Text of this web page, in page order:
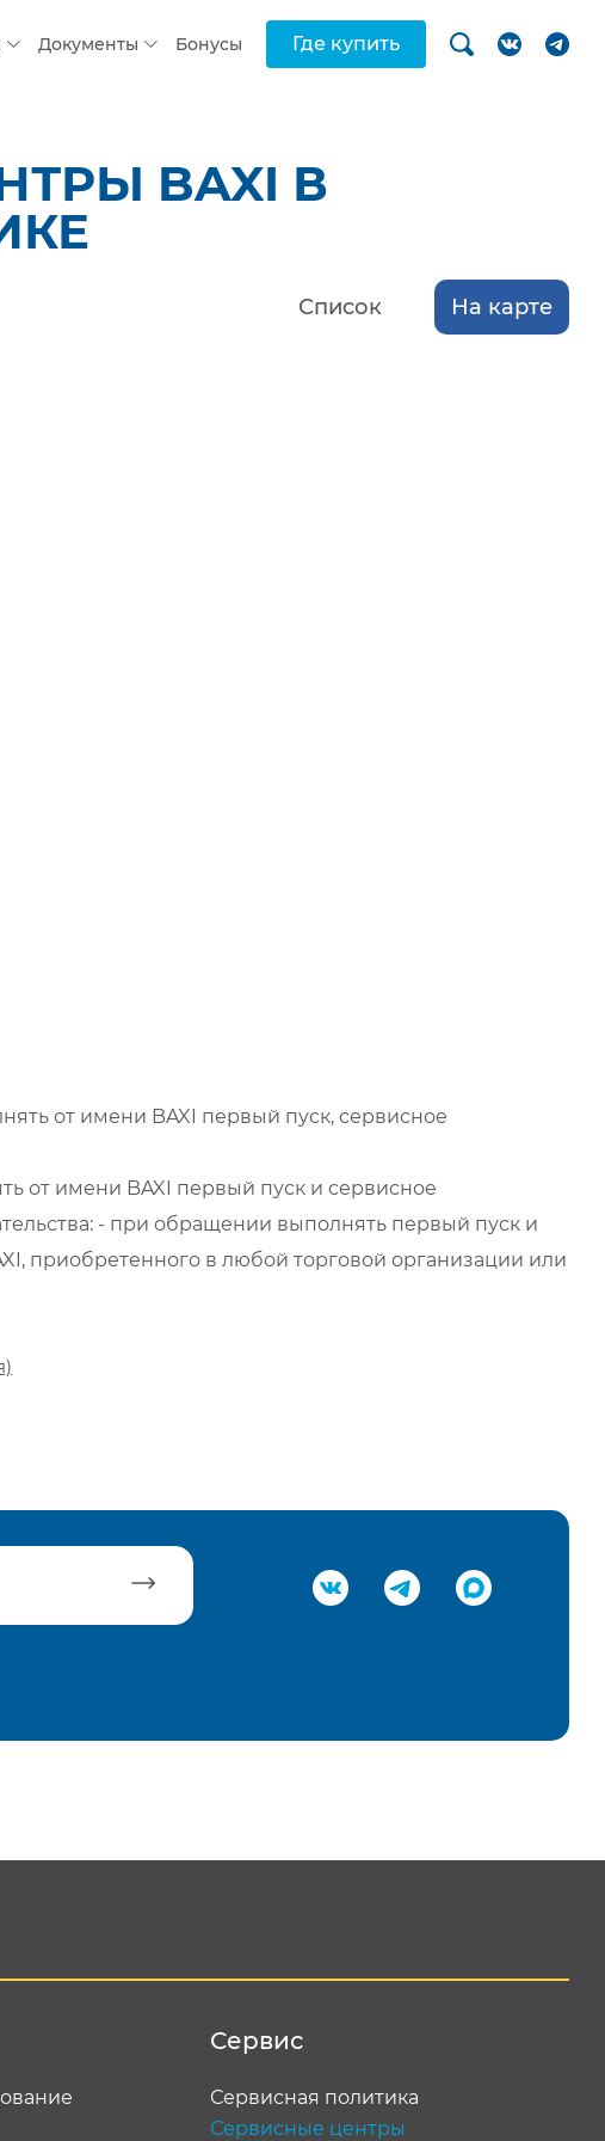
Документы Бонусы Где купить
BAXI В
Список На карте
от имени BAXI первый пуск, сервисное
от имени BAXI первый пуск и сервисное
- при обращении выполнять первый пуск и
приобретенного в любой торговой организации или
Сервис
Сервисная политика
Сервисные центры